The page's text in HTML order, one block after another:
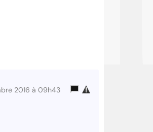
2016 à 09h43